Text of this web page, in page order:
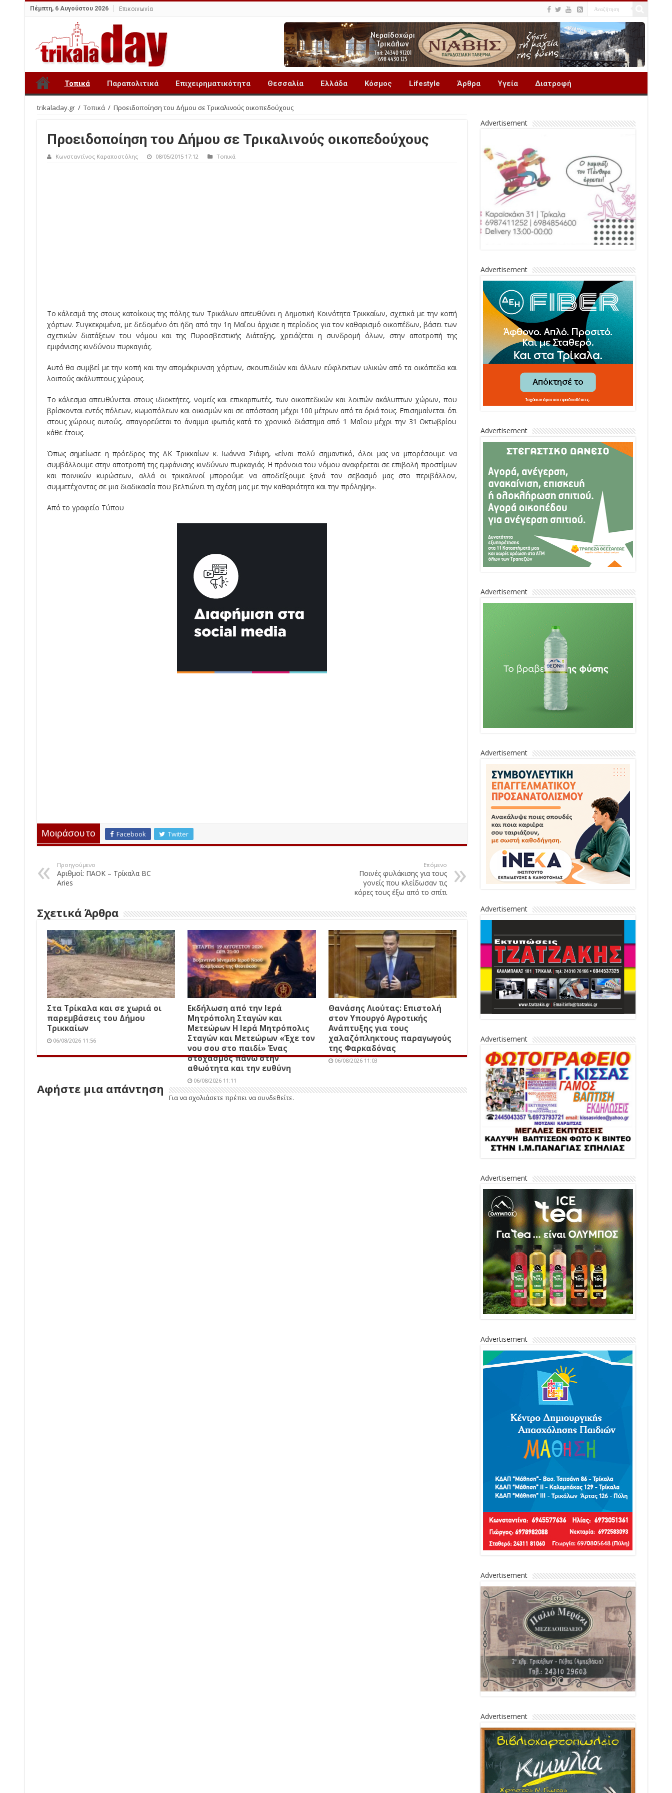
Πέμπτη, 6 Αυγούστου 2026 Επικοινωνία
Τοπικά Παραπολιτικά Επιχειρηματικότητα Θεσσαλία Ελλάδα Κόσμος Lifestyle Άρθρα Υγεία Διατροφή
trikaladay.gr / Τοπικά / Προειδοποίηση του Δήμου σε Τρικαλινούς οικοπεδούχους
Προειδοποίηση του Δήμου σε Τρικαλινούς οικοπεδούχους
Κωνσταντίνος Καραποστόλης 08/05/2015 17:12 Τοπικά
Το κάλεσμά της στους κατοίκους της πόλης των Τρικάλων απευθύνει η Δημοτική Κοινότητα Τρικκαίων, σχετικά με την κοπή
χόρτων. Συγκεκριμένα, με δεδομένο ότι ήδη από την 1η Μαΐου άρχισε η περίοδος για τον καθαρισμό οικοπέδων, βάσει των
σχετικών διατάξεων του νόμου και της Πυροσβεστικής Διάταξης, χρειάζεται η συνδρομή όλων, στην αποτροπή της
εμφάνισης κινδύνου πυρκαγιάς.
Αυτό θα συμβεί με την κοπή και την απομάκρυνση χόρτων, σκουπιδιών και άλλων εύφλεκτων υλικών από τα οικόπεδα και
λοιπούς ακάλυπτους χώρους.
Το κάλεσμα απευθύνεται στους ιδιοκτήτες, νομείς και επικαρπωτές, των οικοπεδικών και λοιπών ακάλυπτων χώρων, που
βρίσκονται εντός πόλεων, κωμοπόλεων και οικισμών και σε απόσταση μέχρι 100 μέτρων από τα όριά τους. Επισημαίνεται ότι
στους χώρους αυτούς, απαγορεύεται το άναμμα φωτιάς κατά το χρονικό διάστημα από 1 Μαΐου μέχρι την 31 Οκτωβρίου
κάθε έτους.
Όπως σημείωσε η πρόεδρος της ΔΚ Τρικκαίων κ. Ιωάννα Σιάφη, «είναι πολύ σημαντικό, όλοι μας να μπορέσουμε να
συμβάλλουμε στην αποτροπή της εμφάνισης κινδύνων πυρκαγιάς. Η πρόνοια του νόμου αναφέρεται σε επιβολή προστίμων
και ποινικών κυρώσεων, αλλά οι τρικαλινοί μπορούμε να αποδείξουμε ξανά τον σεβασμό μας στο περιβάλλον,
συμμετέχοντας σε μια διαδικασία που βελτιώνει τη σχέση μας με την καθαριότητα και την πρόληψη».
Από το γραφείο Τύπου
Μοιράσου το Facebook Twitter
Προηγούμενο
Αριθμοί: ΠΑΟΚ – Τρίκαλα BC
Aries
Επόμενο
Ποινές φυλάκισης για τους
γονείς που κλείδωσαν τις
κόρες τους έξω από το σπίτι
Σχετικά Άρθρα
Στα Τρίκαλα και σε χωριά οι
παρεμβάσεις του Δήμου
Τρικκαίων
06/08/2026 11:56
Εκδήλωση από την Ιερά
Μητρόπολη Σταγών και
Μετεώρων Η Ιερά Μητρόπολις
Σταγών και Μετεώρων «Έχε τον
νου σου στο παιδί» Ένας
στοχασμός πάνω στην
αθωότητα και την ευθύνη
06/08/2026 11:11
Θανάσης Λιούτας: Επιστολή
στον Υπουργό Αγροτικής
Ανάπτυξης για τους
χαλαζόπληκτους παραγωγούς
της Φαρκαδόνας
06/08/2026 11:03
Αφήστε μια απάντηση
Για να σχολιάσετε πρέπει να συνδεθείτε.
Advertisement
Advertisement
Advertisement
Advertisement
Advertisement
Advertisement
Advertisement
Advertisement
Advertisement
Advertisement
Advertisement